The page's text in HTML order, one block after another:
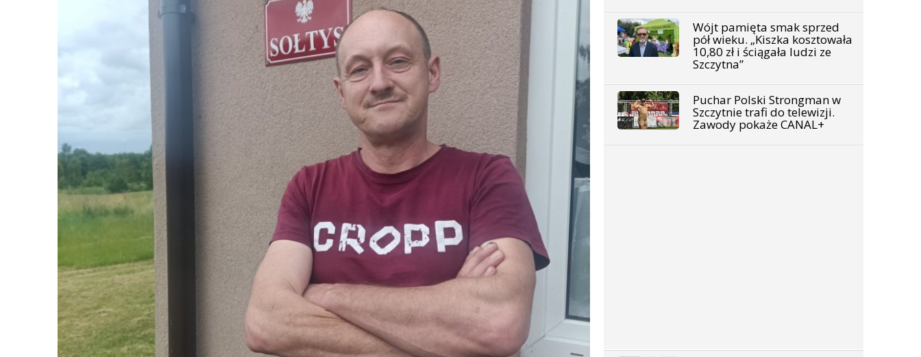
Wójt pamięta smak sprzed
pół wieku. „Kiszka kosztowała
10,80 zł i ściągała ludzi ze
Szczytna”
Puchar Polski Strongman w
Szczytnie trafi do telewizji.
Zawody pokaże CANAL+